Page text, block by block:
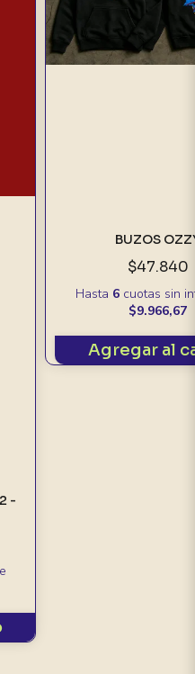
-
BUZOS
$47.840
Hasta 6cuotas sin
$9.966,67
Agregar al